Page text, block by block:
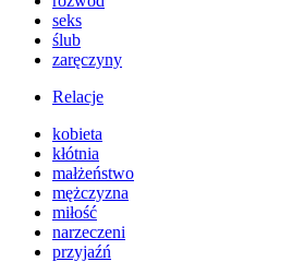
seks
ślub
zaręczyny
Relacje
kobieta
kłótnia
małżeństwo
mężczyzna
miłość
narzeczeni
przyjaźń